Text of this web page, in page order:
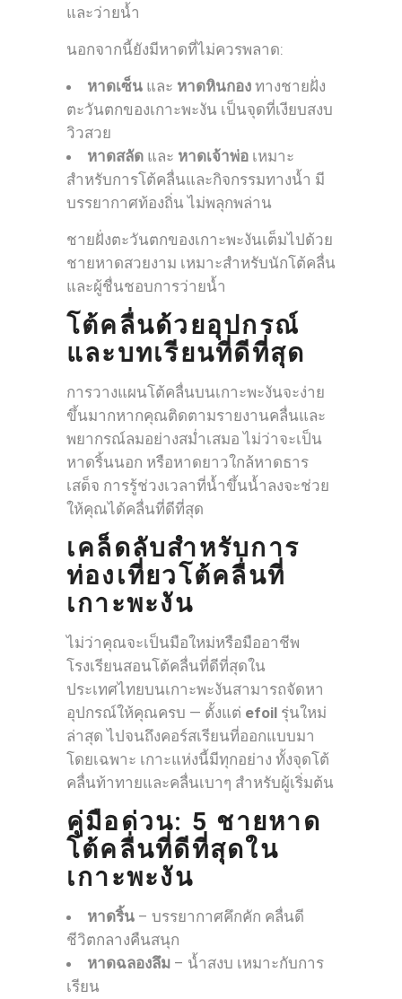
และว่ายน้ำ
นอกจากนี้ยังมีหาดที่ไม่ควรพลาด:
หาดเซ็น และ หาดหินกอง ทางชายฝั่ง
ตะวันตกของเกาะพะงัน เป็นจุดที่เงียบสงบ
วิวสวย
หาดสลัด และ หาดเจ้าพ่อ เหมาะ
สำหรับการโต้คลื่นและกิจกรรมทางน้ำ มี
บรรยากาศท้องถิ่น ไม่พลุกพล่าน
ชายฝั่งตะวันตกของเกาะพะงันเต็มไปด้วย
ชายหาดสวยงาม เหมาะสำหรับนักโต้คลื่น
และผู้ชื่นชอบการว่ายน้ำ
โต้คลื่นด้วยอุปกรณ์
และบทเรียนที่ดีที่สุด
การวางแผนโต้คลื่นบนเกาะพะงันจะง่าย
ขึ้นมากหากคุณติดตามรายงานคลื่นและ
พยากรณ์ลมอย่างสม่ำเสมอ ไม่ว่าจะเป็น
หาดริ้นนอก หรือหาดยาวใกล้หาดธาร
เสด็จ การรู้ช่วงเวลาที่น้ำขึ้นน้ำลงจะช่วย
ให้คุณได้คลื่นที่ดีที่สุด
เคล็ดลับสำหรับการ
ท่องเที่ยวโต้คลื่นที่
เกาะพะงัน
ไม่ว่าคุณจะเป็นมือใหม่หรือมืออาชีพ
โรงเรียนสอนโต้คลื่นที่ดีที่สุดใน
ประเทศไทยบนเกาะพะงันสามารถจัดหา
อุปกรณ์ให้คุณครบ — ตั้งแต่ efoil รุ่นใหม่
ล่าสุด ไปจนถึงคอร์สเรียนที่ออกแบบมา
โดยเฉพาะ เกาะแห่งนี้มีทุกอย่าง ทั้งจุดโต้
คลื่นท้าทายและคลื่นเบาๆ สำหรับผู้เริ่มต้น
คู่มือด่วน: 5 ชายหาด
โต้คลื่นที่ดีที่สุดใน
เกาะพะงัน
หาดริ้น – บรรยากาศคึกคัก คลื่นดี
ชีวิตกลางคืนสนุก
หาดฉลองลึม – น้ำสงบ เหมาะกับการ
เรียน